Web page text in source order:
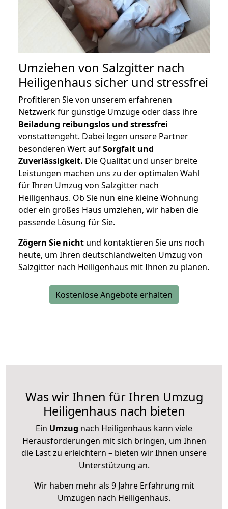
Umziehen von Salzgitter nach
Heiligenhaus sicher und stressfrei
Profitieren Sie von unserem erfahrenen
Netzwerk für günstige Umzüge oder dass ihre
Beiladung reibungslos und stressfrei
vonstattengeht. Dabei legen unsere Partner
besonderen Wert aufSorgfalt und
Zuverlässigkeit. Die Qualität und unser breite
Leistungen machen uns zu der optimalen Wahl
für Ihren Umzug von Salzgitter nach
Heiligenhaus. Ob Sie nun eine kleine Wohnung
oder ein großes Haus umziehen, wir haben die
passende Lösung für Sie.
Zögern Sie nicht und kontaktieren Sie uns noch
heute, um Ihren deutschlandweiten Umzug von
Salzgitter nach Heiligenhaus mit Ihnen zu planen.
Kostenlose Angebote erhalten
Was wir Ihnen für Ihren Umzug
Heiligenhaus nach bieten
Ein Umzug nach Heiligenhaus kann viele
Herausforderungen mit sich bringen, um Ihnen
die Last zu erleichtern – bieten wir Ihnen unsere
Unterstützung an.
Wir haben mehr als 9 Jahre Erfahrung mit
Umzügen nach Heiligenhaus.